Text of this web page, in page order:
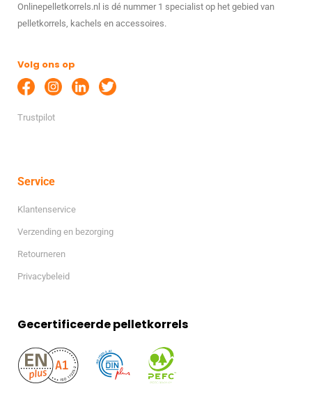
Onlinepelletkorrels.nl is dé nummer 1 specialist op het gebied van
pelletkorrels, kachels en accessoires.
Volg ons op
Trustpilot
Service
Klantenservice
Verzending en bezorging
Retourneren
Privacybeleid
Gecertificeerde pelletkorrels